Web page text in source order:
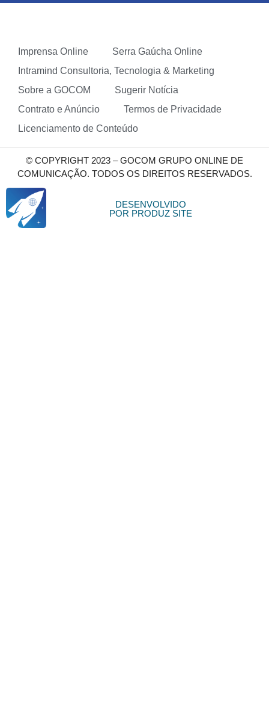
Imprensa Online
Serra Gaúcha Online
Intramind Consultoria, Tecnologia & Marketing
Sobre a GOCOM
Sugerir Notícia
Contrato e Anúncio
Termos de Privacidade
Licenciamento de Conteúdo
© COPYRIGHT 2023 – GOCOM GRUPO ONLINE DE
COMUNICAÇÃO. TODOS OS DIREITOS RESERVADOS.
DESENVOLVIDO
POR PRODUZ SITE